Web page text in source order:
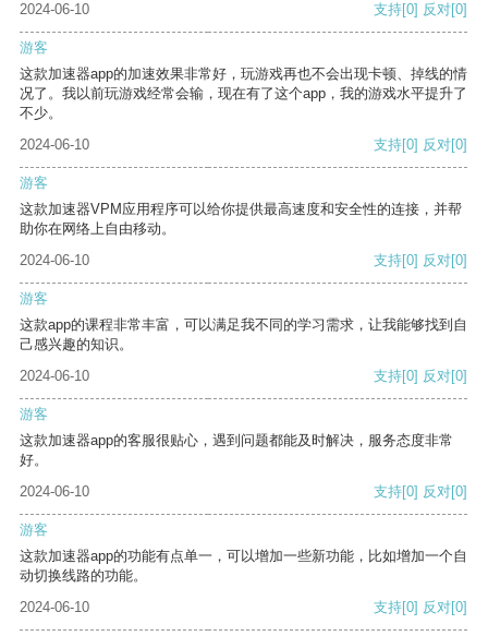
2024-06-10 支持[0] 反对[0]
游客
这款加速器app的加速效果非常好，玩游戏再也不会出现卡顿、掉线的情
况了。我以前玩游戏经常会输，现在有了这个app，我的游戏水平提升了
不少。
2024-06-10
支持[0] 反对[0]
游客
这款加速器VPM应用程序可以给你提供最高速度和安全性的连接，并帮
助你在网络上自由移动。
2024-06-10
支持[0] 反对[0]
游客
这款app的课程非常丰富，可以满足我不同的学习需求，让我能够找到自
己感兴趣的知识。
2024-06-10
支持[0] 反对[0]
游客
这款加速器app的客服很贴心，遇到问题都能及时解决，服务态度非常
好。
2024-06-10
支持[0] 反对[0]
游客
这款加速器app的功能有点单一，可以增加一些新功能，比如增加一个自
动切换线路的功能。
2024-06-10
支持[0] 反对[0]